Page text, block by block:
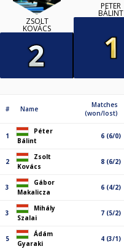
ZSOLT
KOVÁCS
PÉTER
BÁLINT
# Name
Matches
(won/lost)
1
Péter
Bálint
6 (6/0)
2
Zsolt
Kovács
8 (6/2)
3
Gábor
Makalicza
6 (4/2)
3
Mihály
Szalai
7 (5/2)
5
Ádám
Gyaraki
4 (3/1)